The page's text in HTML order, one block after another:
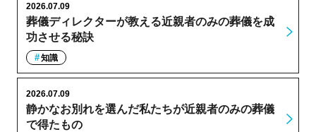
葬儀ディレクターが教える近親者のみの葬儀を成
功させる秘訣
2026.07.09
知識
静かなお別れを選んだ私たちが近親者のみの葬儀
で得たもの
2026.07.09